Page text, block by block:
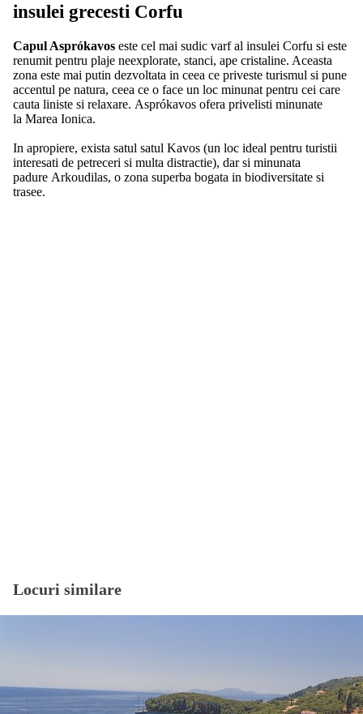
insulei grecesti Corfu
Capul Asprókavos este cel mai sudic varf al insulei Corfu si este
renumit pentru plaje neexplorate, stanci, ape cristaline. Aceasta
zona este mai putin dezvoltata in ceea ce priveste turismul si pune
accentul pe natura, ceea ce o face un loc minunat pentru cei care
cauta liniste si relaxare. Asprókavos ofera privelisti minunate
la Marea Ionica.
In apropiere, exista satul satul Kavos (un loc ideal pentru turistii
interesati de petreceri si multa distractie), dar si minunata
padure Arkoudilas, o zona superba bogata in biodiversitate si
trasee.
Locuri similare